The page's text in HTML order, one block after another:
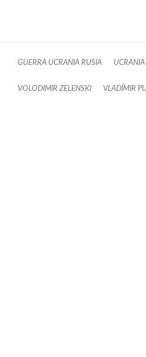
GUERRA UCRANIA RUSIA UCRANIA
VOLODIMIR ZELENSKI VLADÍMIR